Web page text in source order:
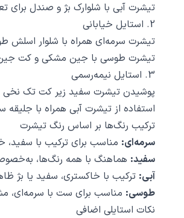
تیشرت آبی با شلوارک بژ و صندل برای
2. استایل خیابانی
تیشرت سرمه‌ای همراه با شلوار اسلش
تیشرت طوسی با جین مشکی و کت جین
3. استایل نیمه‌رسمی
پوشیدن تیشرت سفید زیر کت تک نخی
استفاده از تیشرت آبی همراه با
ترکیب رنگ‌ها بر اساس رنگ تیشرت
سرمه‌ای: مناسب برای ترکیب با
سفید: هماهنگ با همه رنگ‌ها،
آبی: ترکیب با خاکستری، سفید یا بژ
طوسی: مناسب برای ست با سرمه‌ای،
نکات استایلی اضافی